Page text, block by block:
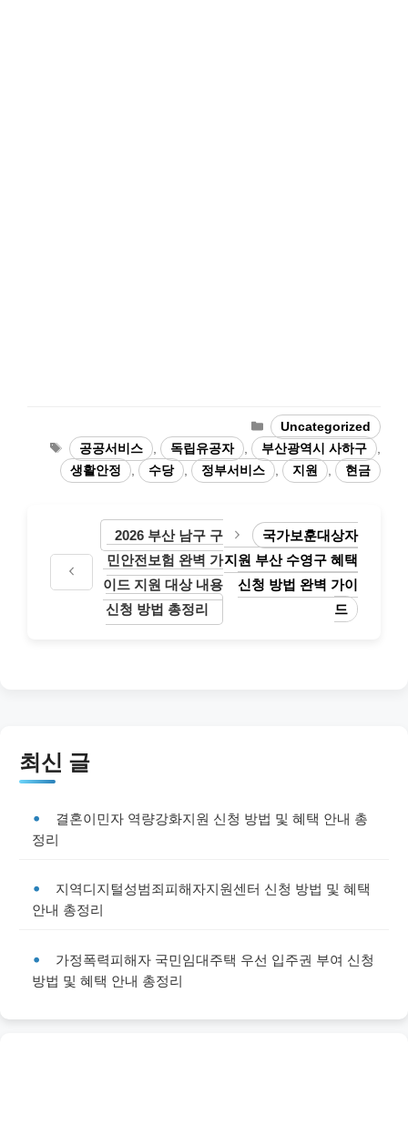
Categories
Uncategorized
Tags공공서비스 독립유공자 부산광역시 사하구
생활안정
수당 정부서비스 지원 현금
2026 부산 남구 구
민안전보험 완벽 가
이드 지원 대상 내용
신청 방법 총정리
국가보훈대상자
지원 부산 수영구 혜택
신청 방법 완벽 가이
드
최신 글
결혼이민자 역량강화지원 신청 방법 및 혜택 안내 총
정리
지역디지털성범죄피해자지원센터 신청 방법 및 혜택
안내 총정리
가정폭력피해자 국민임대주택 우선 입주권 부여 신청
방법 및 혜택 안내 총정리